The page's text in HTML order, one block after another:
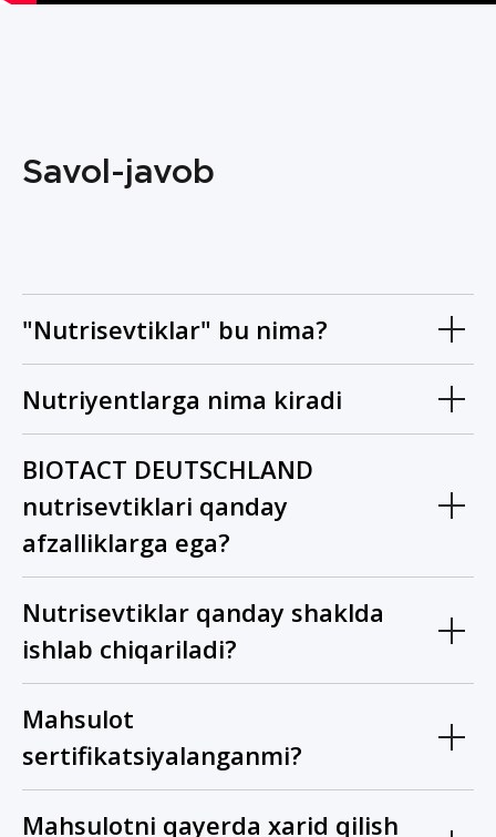
Savol-javob
"Nutrisevtiklar" bu nima?
Nutriyentlarga nima kiradi
BIOTACT DEUTSCHLAND
nutrisevtiklari qanday
afzalliklarga ega?
Nutrisevtiklar qanday shaklda
ishlab chiqariladi?
Mahsulot
sertifikatsiyalanganmi?
Mahsulotni qayerda xarid qilish